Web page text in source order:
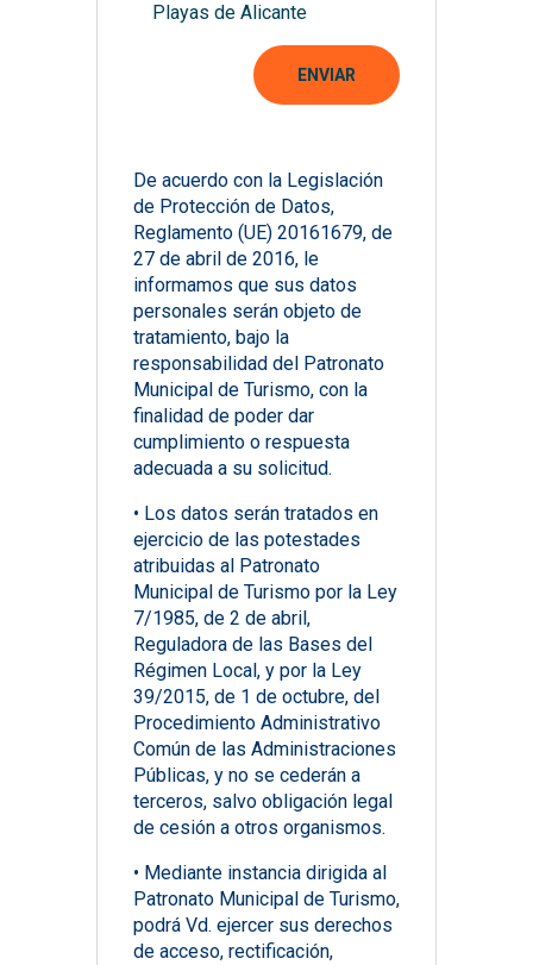
Playas de Alicante
De acuerdo con la Legislación
de Protección de Datos,
Reglamento (UE) 20161679, de
27 de abril de 2016, le
informamos que sus datos
personales serán objeto de
tratamiento, bajo la
responsabilidad del Patronato
Municipal de Turismo, con la
finalidad de poder dar
cumplimiento o respuesta
adecuada a su solicitud.
• Los datos serán tratados en
ejercicio de las potestades
atribuidas al Patronato
Municipal de Turismo por la Ley
7/1985, de 2 de abril,
Reguladora de las Bases del
Régimen Local, y por la Ley
39/2015, de 1 de octubre, del
Procedimiento Administrativo
Común de las Administraciones
Públicas, y no se cederán a
terceros, salvo obligación legal
de cesión a otros organismos.
• Mediante instancia dirigida al
Patronato Municipal de Turismo,
podrá Vd. ejercer sus derechos
de acceso, rectificación,